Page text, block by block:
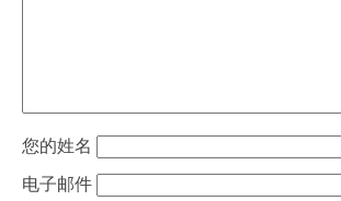
姓名
电子邮件